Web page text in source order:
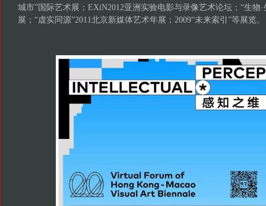
城市”国际艺术展；EXiN2012亚洲实验电影与录像艺术论坛；“生物
展；“虚实同源”2011北京新媒体艺术年展；2009“未来索引”等展览。